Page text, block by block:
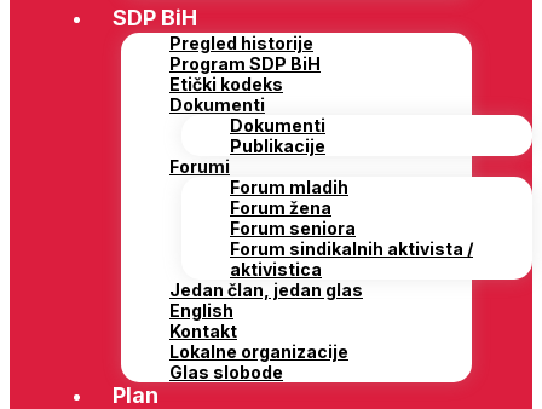
SDP BiH
Pregled historije
Program SDP BiH
Etički kodeks
Dokumenti
Dokumenti
Publikacije
Forumi
Forum mladih
Forum žena
Forum seniora
Forum sindikalnih aktivista /
aktivistica
Jedan član, jedan glas
English
Kontakt
Lokalne organizacije
Glas slobode
Plan